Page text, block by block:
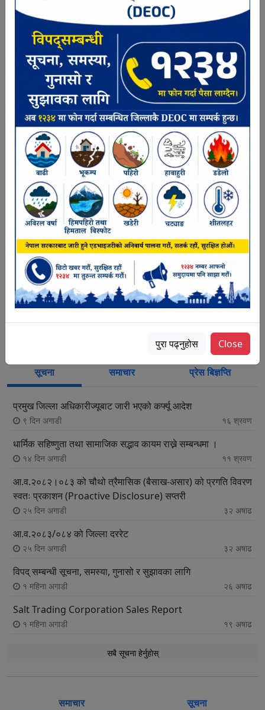
सन्तोष राय
प्रशासकीय अधिकृत
मोना झा
प्रशासकीय अधिकृत
पवन कुमार देव अभिलेख व्यवस्थापन शाखा
9863897524
खरिदार
सूचना समाचार प्रेस बिज्ञप्ति
प्रमुख जिल्ला अधिकारीज्यूबाट जारी भएको कर्फ्यू आदेश
९ दिन अगाडी १६ श्रवण
धार्मिक सहिष्णुता तथा सामाजिक सद्भाव कायम राख्ने सम्बन्धमा ।
१४ दिन अगाडी ११ श्रवण
आ.व.२०८२।०८३ को चौथो त्रैमासिक (बैसाख-असार) को प्रगति विवरण
स्वतः प्रकाशन (Proactive Disclosure) सप्तरी
२५ दिन अगाडी ३२ अषाढ
आ.व.२०८३/०८४ को जिल्ला दररेट
२५ दिन अगाडी ३२ अषाढ
विपद् सम्बन्धी सूचना, समस्या, गुनासो र सुझावका लागि
१ महिना अगाडी २६ अषाढ
Salt Trading Corporation Sales Report
१ महिना अगाडी १९ अषाढ
सबै सूचना हेर्नुहाेस्
समाचार सूचना
पुरा पढ्नुहोस Close